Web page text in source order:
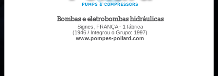
Bombas e eletrobombas hidráulicas
Signes, FRANÇA - 1 fábrica
(1946 / Integrou o Grupo: 1997)
www.pompes-pollard.com